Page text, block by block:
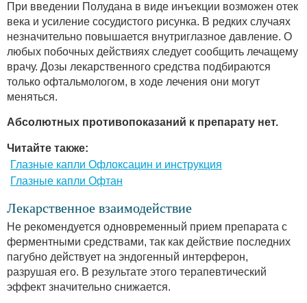
При введении Полудана в виде инъекции возможен отек
века и усиление сосудистого рисунка. В редких случаях
незначительно повышается внутриглазное давление. О
любых побочных действиях следует сообщить лечащему
врачу. Дозы лекарственного средства подбираются
только офтальмологом, в ходе лечения они могут
меняться.
Абсолютных противопоказаний к препарату нет.
Читайте также:
Глазные капли Офлоксацин и инструкция
Глазные капли Офтан
Лекарственное взаимодействие
Не рекомендуется одновременный прием препарата с
ферментными средствами, так как действие последних
пагубно действует на эндогенный интерферон,
разрушая его. В результате этого терапевтический
эффект значительно снижается.